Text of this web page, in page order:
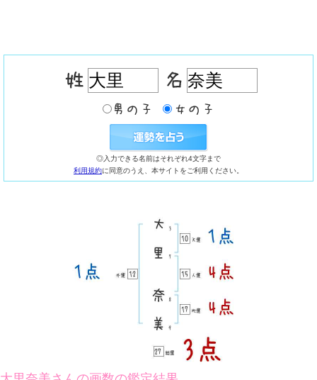
◎入力できる名前はそれぞれ4文字まで
利用規約に同意のうえ、本サイトをご利用ください。